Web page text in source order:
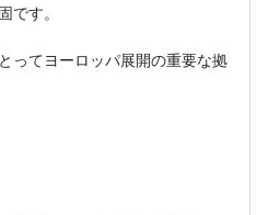
です。
ってヨーロッパ展開の重要な拠